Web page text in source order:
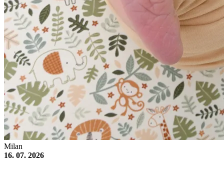
Milan
16. 07. 2026